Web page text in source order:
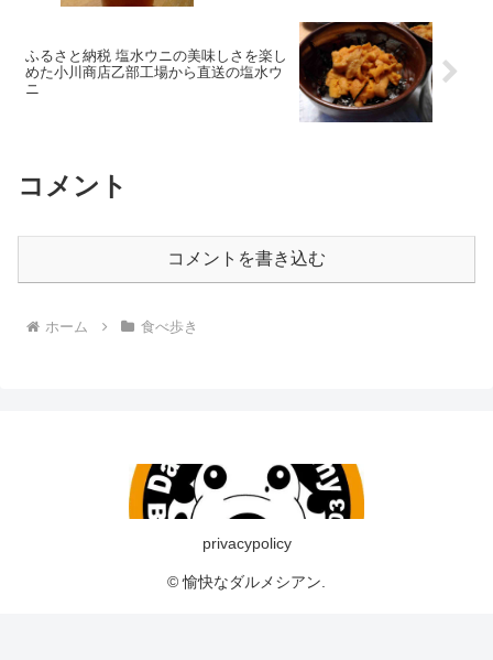
ふるさと納税 塩水ウニの美味しさを楽し
めた小川商店乙部工場から直送の塩水ウ
ニ
コメント
コメントを書き込む
ホーム 食べ歩き
privacypolicy
© 愉快なダルメシアン.